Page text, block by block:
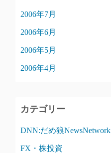
2006年7月
2006年6月
2006年5月
2006年4月
カテゴリー
DNN:だめ狼NewsNetwork
FX・株投資